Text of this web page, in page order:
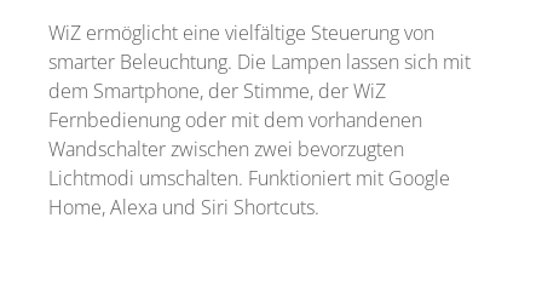
WiZ ermöglicht eine vielfältige Steuerung von
smarter Beleuchtung. Die Lampen lassen sich mit
dem Smartphone, der Stimme, der WiZ
Fernbedienung oder mit dem vorhandenen
Wandschalter zwischen zwei bevorzugten
Lichtmodi umschalten. Funktioniert mit Google
Home, Alexa und Siri Shortcuts.